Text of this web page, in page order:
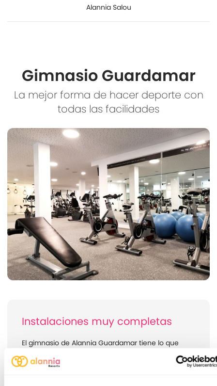
Alannia Salou
Gimnasio Guardamar
La mejor forma de hacer deporte con
todas las facilidades
Instalaciones muy completas
El gimnasio de Alannia Guardamar tiene lo que
necesitas para comenzar o seguir con tus hábitos
deportivos. Puedes disfrutarlo tanto para tu rutina